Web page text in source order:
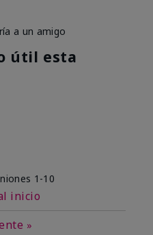
a un amigo
útil esta
1-10
inicio
»